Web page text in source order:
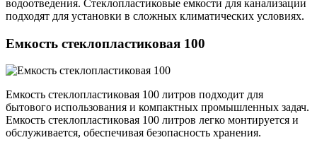
водоотведения. Стеклопластиковые емкости для канализации
подходят для установки в сложных климатических условиях.
Емкость стеклопластиковая 100
Емкость стеклопластиковая 100 литров подходит для
бытового использования и компактных промышленных задач.
Емкость стеклопластиковая 100 литров легко монтируется и
обслуживается, обеспечивая безопасность хранения.